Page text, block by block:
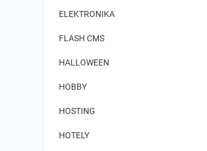
ELEKTRONIKA
FLASH CMS
HALLOWEEN
HOBBY
HOSTING
HOTELY